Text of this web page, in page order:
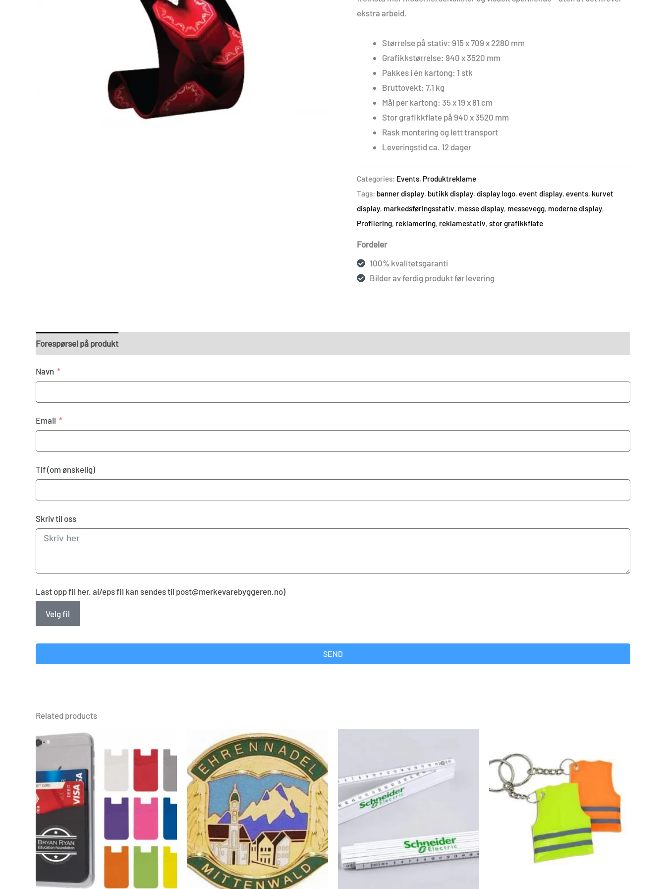
ekstra arbeid.
Størrelse på stativ: 915 x 709 x 2280 mm
Grafikkstørrelse: 940 x 3520 mm
Pakkes i én kartong: 1 stk
Bruttovekt: 7,1 kg
Mål per kartong: 35 x 19 x 81 cm
Stor grafikkflate på 940 x 3520 mm
Rask montering og lett transport
Leveringstid ca. 12 dager
Categories: Events, Produktreklame
Tags: banner display, butikk display, display logo, event display, events, kurvet
display, markedsføringsstativ, messe display, messevegg, moderne display,
Profilering, reklamering, reklamestativ, stor grafikkflate
Fordeler
100% kvalitetsgaranti
Bilder av ferdig produkt før levering
Forespørsel på produkt
Navn
Email
Tlf (om ønskelig)
Skriv til oss
Last opp fil her. ai/eps fil kan sendes til post@merkevarebyggeren.no)
Velg fil
SEND
Related products